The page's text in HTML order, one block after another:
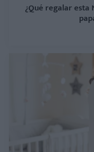
¿Qué regalar esta